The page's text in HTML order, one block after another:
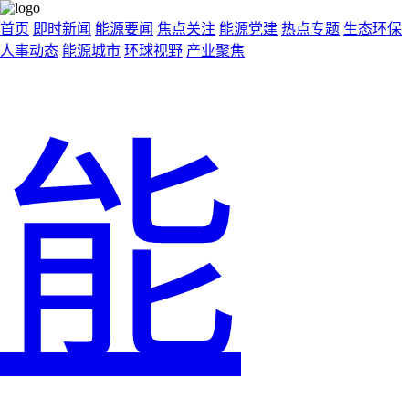
首页 即时新闻 能源要闻 焦点关注 能源党建 热点专题 生态环保
人事动态 能源城市 环球视野 产业聚焦
能